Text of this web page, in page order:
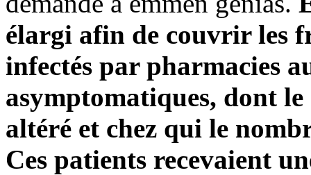
élargi afin de couvrir les
infectés par pharmacies
asymptomatiques, dont
altéré et chez qui le
Ces patients recevaient